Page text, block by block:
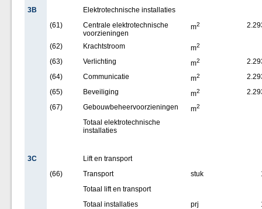
3B
Elektrotechnische installaties
(61)
Centrale elektrotechnische
voorzieningen
m2
(62) Krachtstroom m2
(63) Verlichting m2
(64)
Communicatie m2
(65)
Beveiliging m2
(67)
Gebouwbeheervoorzieningen m2
Totaal elektrotechnische
installaties
3C
Lift en transport
(66)
Transport stuk
Totaal lift en transport
Totaal installaties
prj